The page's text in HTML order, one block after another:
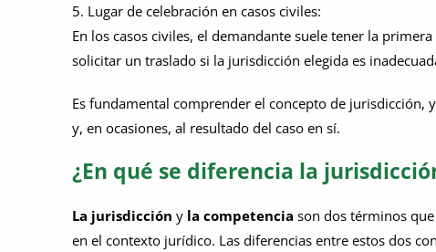
5. Lugar de celebración en casos civiles:
En los casos civiles, el demandante suele tener la
solicitar un traslado si la jurisdicción elegida es
Es fundamental comprender el concepto de jurisdicción,
y, en ocasiones, al resultado del caso en sí.
¿En qué se diferencia la
La jurisdicción y la competencia son dos términos
en el contexto jurídico. Las diferencias entre estos dos